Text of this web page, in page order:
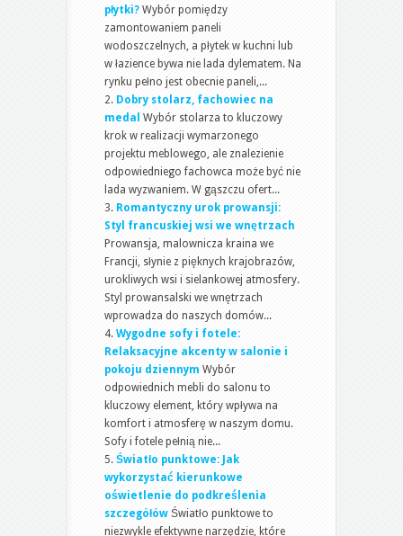
płytki? Wybór pomiędzy
zamontowaniem paneli
wodoszczelnych, a płytek w kuchni lub
w łazience bywa nie lada dylematem. Na
rynku pełno jest obecnie paneli,...
Dobry stolarz, fachowiec na
medal Wybór stolarza to kluczowy
krok w realizacji wymarzonego
projektu meblowego, ale znalezienie
odpowiedniego fachowca może być nie
lada wyzwaniem. W gąszczu ofert...
Romantyczny urok prowansji:
Styl francuskiej wsi we wnętrzach
Prowansja, malownicza kraina we
Francji, słynie z pięknych krajobrazów,
urokliwych wsi i sielankowej atmosfery.
Styl prowansalski we wnętrzach
wprowadza do naszych domów...
Wygodne sofy i fotele:
Relaksacyjne akcenty w salonie i
pokoju dziennym Wybór
odpowiednich mebli do salonu to
kluczowy element, który wpływa na
komfort i atmosferę w naszym domu.
Sofy i fotele pełnią nie...
Światło punktowe: Jak
wykorzystać kierunkowe
oświetlenie do podkreślenia
szczegółów Światło punktowe to
niezwykle efektywne narzędzie, które